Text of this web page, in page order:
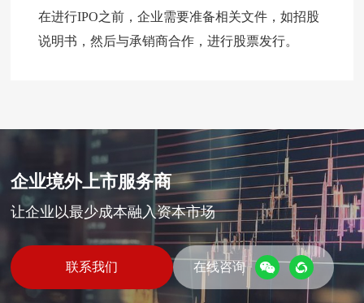
在进行IPO之前，企业需要准备相关文件，如招股
说明书，然后与承销商合作，进行股票发行。
企业境外上市服务商
让企业以最少成本融入资本市场
联系我们 在线咨询